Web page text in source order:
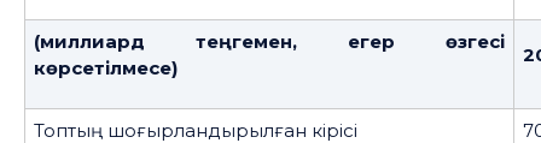
(миллиард теңгемен, егер өзгесі
көрсетілмесе)
Топтың шоғырландырылған кірісі